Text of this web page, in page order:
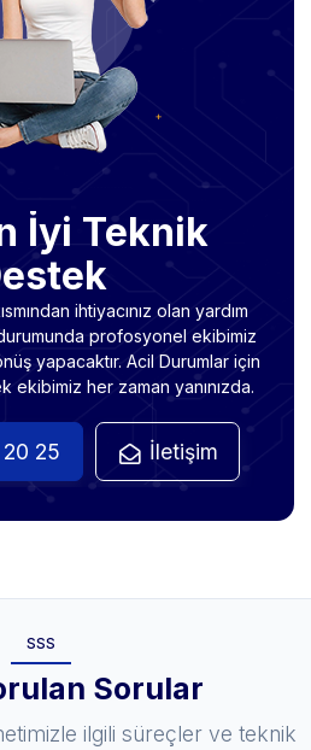
İyi Teknik
ihtiyacınız olan yardım
profosyonel ekibimiz
yapacaktır. Acil Durumlar için
ekibimiz her zaman yanınızda.
25 İletişim
SSS
Sorular
ilgili süreçler ve teknik